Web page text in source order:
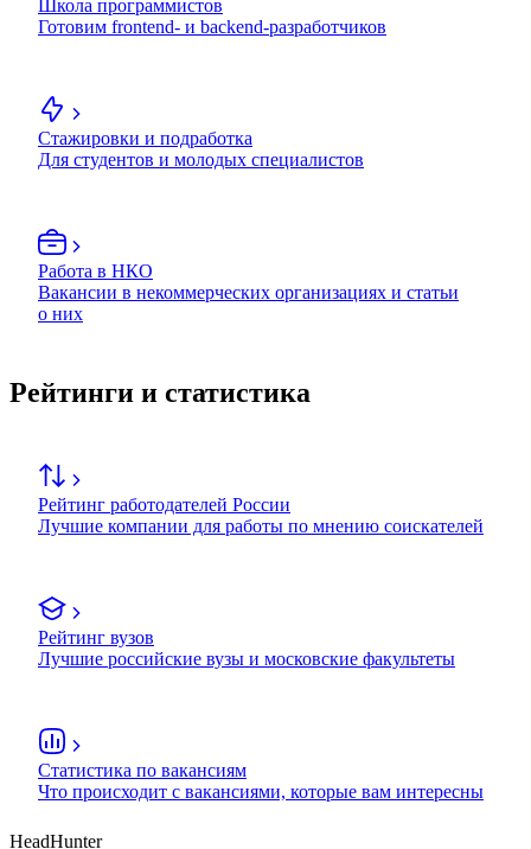
Школа программистов
Готовим frontend- и backend-разработчиков
Стажировки и подработка
Для студентов и молодых специалистов
Работа в НКО
Вакансии в некоммерческих организациях и статьи
о них
Рейтинги и статистика
Рейтинг работодателей России
Лучшие компании для работы по мнению соискателей
Рейтинг вузов
Лучшие российские вузы и московские факультеты
Статистика по вакансиям
Что происходит с вакансиями, которые вам интересны
HeadHunter